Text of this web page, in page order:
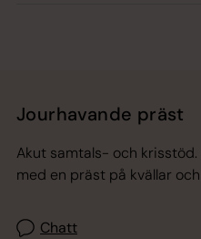
Jourhavande präst
Akut samtals- och
med en präst på kvällar
Chatt